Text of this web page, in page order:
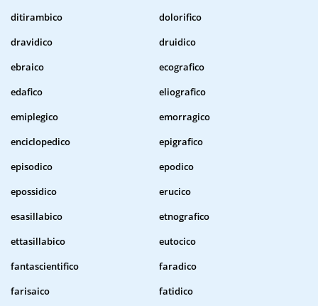
ditirambico
dolorifico
dravidico
druidico
ebraico
ecografico
edafico
eliografico
emiplegico
emorragico
enciclopedico
epigrafico
episodico
epodico
epossidico
erucico
esasillabico
etnografico
ettasillabico
eutocico
fantascientifico
faradico
farisaico
fatidico